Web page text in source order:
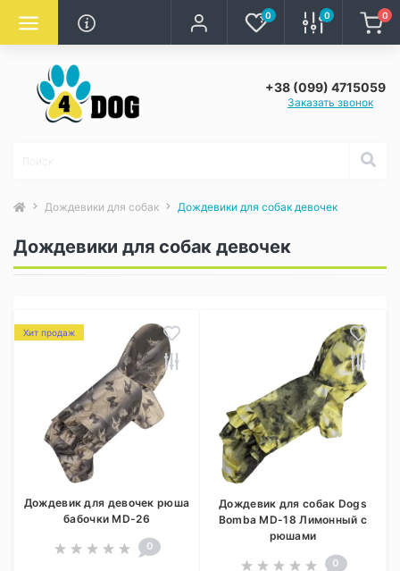
0 0 0
+38 (099) 4715059
Заказать звонок
Дождевики для собак Дождевики для собак девочек
Дождевики для собак девочек
Хит продаж
Дождевик для девочек рюша
бабочки MD-26
0
Дождевик для собак Dogs
Bomba MD-18 Лимонный с
рюшами
0